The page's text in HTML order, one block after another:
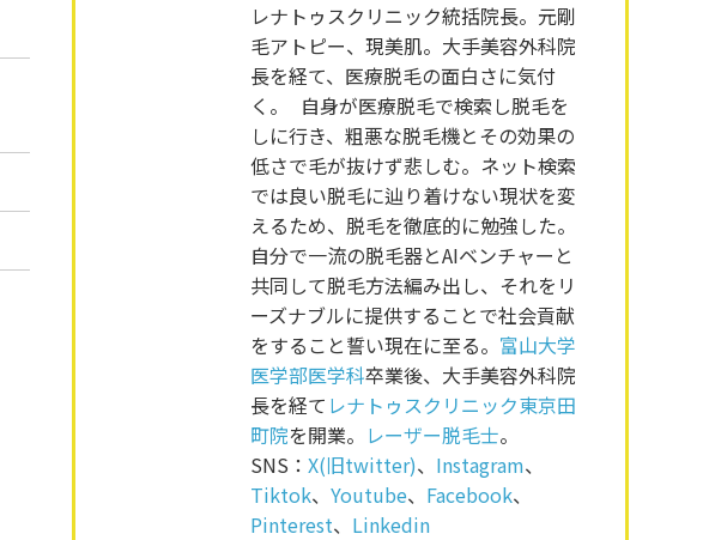
レナトゥスクリニック統括院長。元剛
毛アトピー、現美肌。大手美容外科院
長を経て、医療脱毛の面白さに気付
く。 自身が医療脱毛で検索し脱毛を
しに行き、粗悪な脱毛機とその効果の
低さで毛が抜けず悲しむ。ネット検索
では良い脱毛に辿り着けない現状を変
えるため、脱毛を徹底的に勉強した。
自分で一流の脱毛器とAIベンチャーと
共同して脱毛方法編み出し、それをリ
ーズナブルに提供することで社会貢献
をすること誓い現在に至る。 富山大学
医学部医学科卒業後、大手美容外科院
長を経て レナトゥスクリニック東京田
町院を開業。 レーザー脱毛士。
SNS： X(旧twitter)、 Instagram、
Tiktok、 Youtube、 Facebook、
Pinterest、 Linkedin